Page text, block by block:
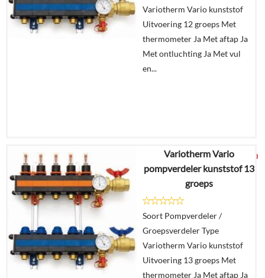
winkelmand
Variotherm Vario kunststof
Uitvoering 12 groeps Met
thermometer Ja Met aftap Ja
Met ontluchting Ja Met vul
en...
€1.234,20
winkelmand
Variotherm Vario
pompverdeler kunststof 13
groeps
Soort Pompverdeler /
Groepsverdeler Type
Variotherm Vario kunststof
Uitvoering 13 groeps Met
thermometer Ja Met aftap Ja